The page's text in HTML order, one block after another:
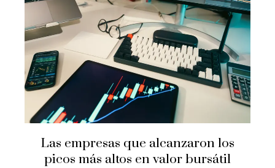
Las empresas que alcanzaron los
picos más altos en valor bursátil